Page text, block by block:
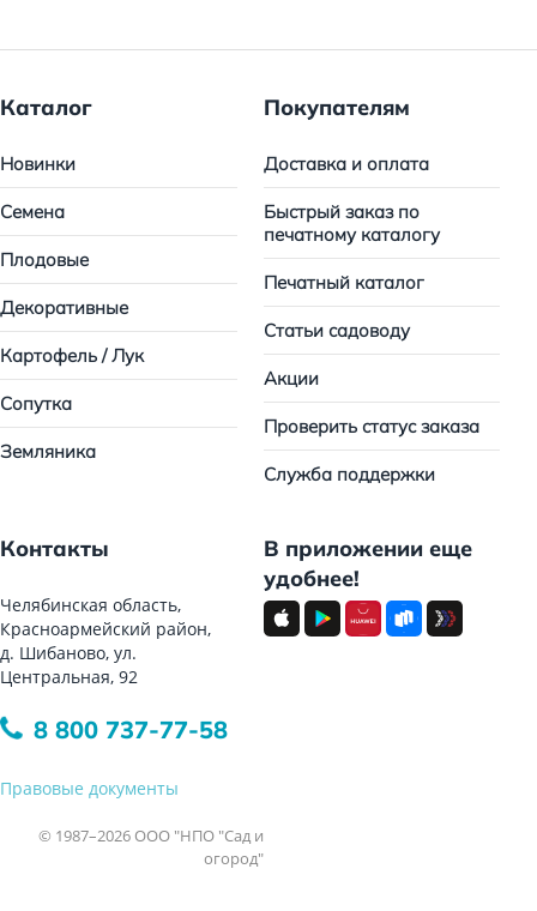
Каталог
Новинки
Семена
Плодовые
Декоративные
Картофель / Лук
Сопутка
Земляника
Покупателям
Доставка и оплата
Быстрый заказ по
печатному каталогу
Печатный каталог
Статьи садоводу
Акции
Проверить статус заказа
Служба поддержки
Контакты
Челябинская область,
Красноармейский район,
д. Шибаново, ул.
Центральная, 92
8 800 737-77-58
Правовые документы
© 1987–2026 ООО "НПО "Сад и
огород"
В приложении еще
удобнее!